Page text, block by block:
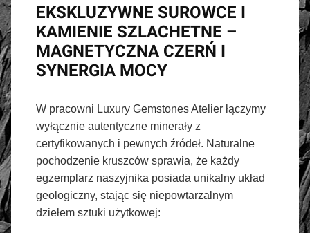
EKSKLUZYWNE SUROWCE I
KAMIENIE SZLACHETNE –
MAGNETYCZNA CZERŃ I
SYNERGIA MOCY
W pracowni Luxury Gemstones Atelier łączymy
wyłącznie autentyczne minerały z
certyfikowanych i pewnych źródeł. Naturalne
pochodzenie kruszców sprawia, że każdy
egzemplarz naszyjnika posiada unikalny układ
geologiczny, stając się niepowtarzalnym
dziełem sztuki użytkowej: